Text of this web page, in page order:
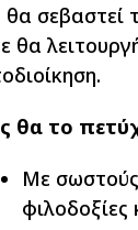
θα σεβαστεί
θα
θα το
Με